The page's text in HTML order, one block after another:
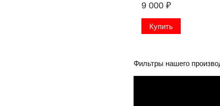
9 000 ₽
Фильтры нашего